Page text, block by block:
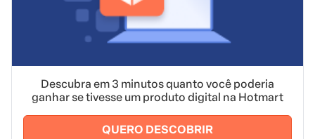
Descubra em 3 minutos quanto você poderia
ganhar se tivesse um produto digital na Hotmart
QUERO DESCOBRIR